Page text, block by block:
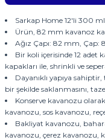
Sarkap Home 12'li 300
Ürün, 82 mm kavanoz
Ağız Çapı: 82 mm, Çap:
Bir koli içerisinde 12 adet
kapakları ile, shrinkli ve
Dayanıklı yapıya
bir şekilde saklanmasını,
Konserve kavanozu
kavanozu, sos kavanozu,
Bakliyat kavanozu,
kavanozu, çerez kavanozu,